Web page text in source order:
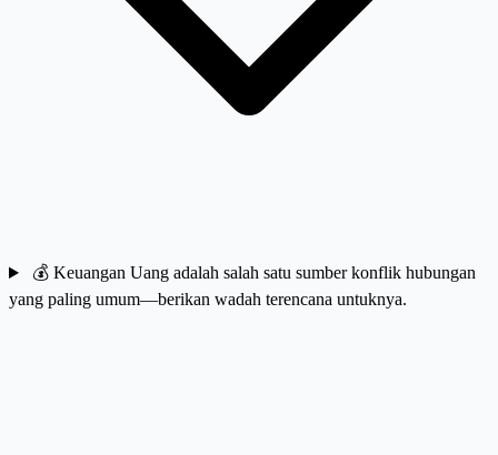
💰 Keuangan Uang adalah salah satu sumber konflik hubungan
yang paling umum—berikan wadah terencana untuknya.